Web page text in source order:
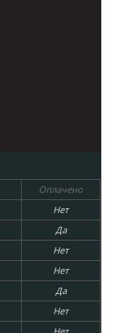
Оплачено
Нет
Да
Нет
Нет
Да
Нет